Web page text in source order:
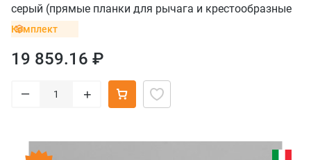
серый (прямые планки для рычага и крестообразные
без винта для петель)
Комплект
19 859.16 ₽
– +